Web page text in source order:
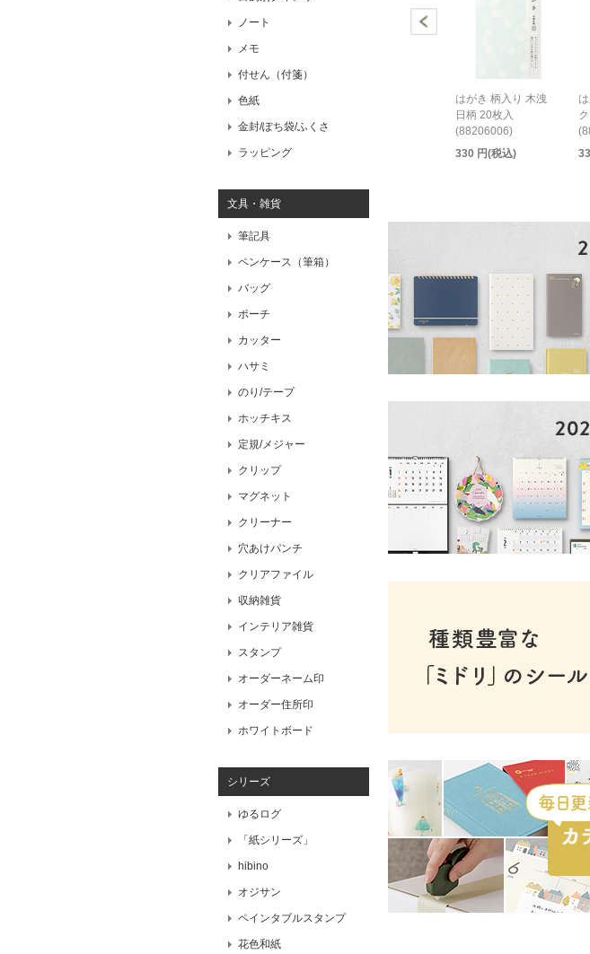
ノート
メモ
付せん（付箋）
色紙
金封/ぽち袋/ふくさ
ラッピング
文具・雑貨
筆記具
ペンケース（筆箱）
バッグ
ポーチ
カッター
ハサミ
のり/テープ
ホッチキス
定規/メジャー
クリップ
マグネット
クリーナー
穴あけパンチ
クリアファイル
収納雑貨
インテリア雑貨
スタンプ
オーダーネーム印
オーダー住所印
ホワイトボード
シリーズ
ゆるログ
「紙シリーズ」
hibino
オジサン
ペインタブルスタンプ
花色和紙
はがき 柄入り 木洩
日柄 20枚入
(88206006)
330 円(税込)